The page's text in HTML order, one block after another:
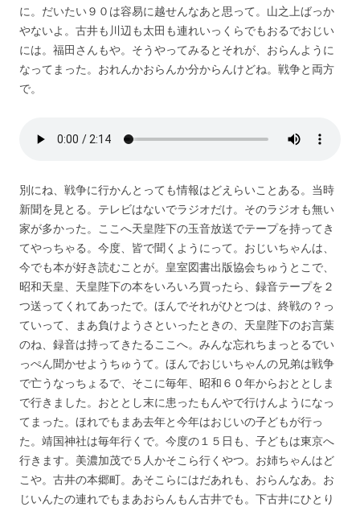
に。だいたい９０は容易に越せんなあと思って。山之上ばっか
やないよ。古井も川辺も太田も連れいっくらでもおるでおじい
には。福田さんもや。そうやってみるとそれが、おらんように
なってまった。おれんかおらんか分からんけどね。戦争と両方
で。
別にね、戦争に行かんとっても情報はどえらいことある。当時
新聞を見とる。テレビはないでラジオだけ。そのラジオも無い
家が多かった。ここへ天皇陛下の玉音放送でテープを持ってき
てやっちゃる。今度、皆で聞くようにって。おじいちゃんは、
今でも本が好き読むことが。皇室図書出版協会ちゅうとこで、
昭和天皇、天皇陛下の本をいろいろ買ったら、録音テープを２
つ送ってくれてあったで。ほんでそれがひとつは、終戦の？っ
ていって、まあ負けようさといったときの、天皇陛下のお言葉
のね、録音は持ってきたるここへ。みんな忘れちまっとるでい
っぺん聞かせようちゅうて。ほんでおじいちゃんの兄弟は戦争
で亡うなっちょるで、そこに毎年、昭和６０年からおととしま
で行きました。おととし末に患ったもんやで行けんようになっ
てまった。ほれでもまあ去年と今年はおじいの子どもが行っ
た。靖国神社は毎年行くで。今度の１５日も、子どもは東京へ
行きます。美濃加茂で５人かそこら行くやつ。お姉ちゃんはど
こや。古井の本郷町。あそこらにはだあれも、おらんなあ。お
じいんたの連れでもまあおらんもん古井でも。下古井にひとり